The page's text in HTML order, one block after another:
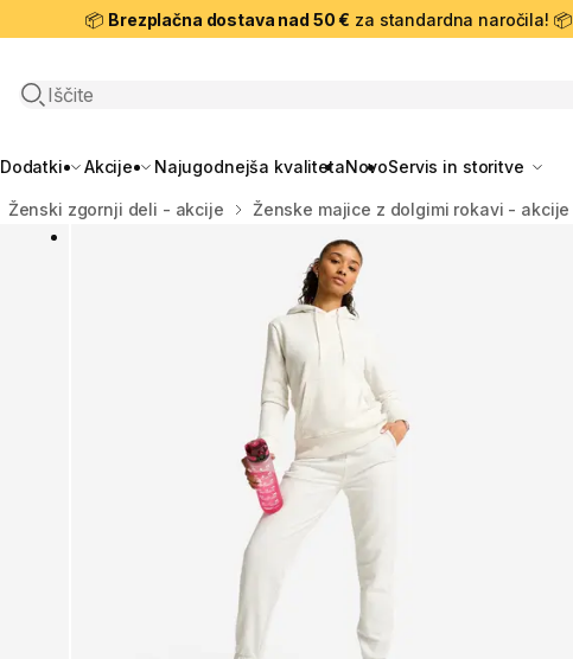
📦 Brezplačna dostava nad 50 € za standardna naročila! 📦
Odpri iskanje
Dodatki Akcije Najugodnejša kvalitetaNovoServis in storitve
Ženski zgornji deli - akcije Ženske majice z dolgimi rokavi - akcije